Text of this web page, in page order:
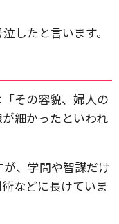
したと言います。
その容貌、婦人の
細かったといわれ
、学問や智謀だけ
などに長けていま